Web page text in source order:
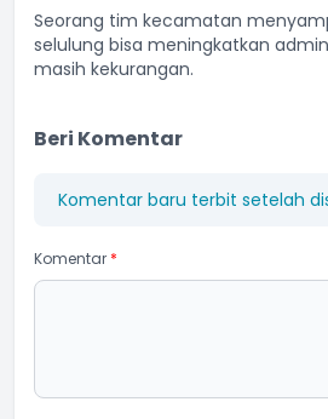
Seorang tim kecamatan
selulung bisa meningkatkan
masih kekurangan.
Beri Komentar
Komentar baru terbit setelah
Komentar *